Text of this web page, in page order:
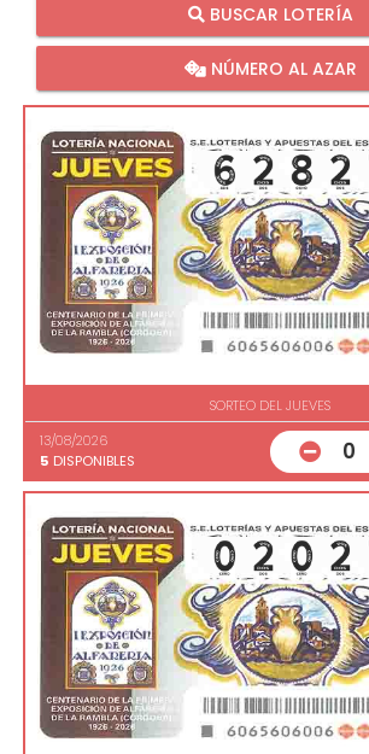
BUSCAR LOTERÍA
NÚMERO AL AZAR
SORTEO DEL JUEVES
13/08/2026
5 DISPONIBLES 0